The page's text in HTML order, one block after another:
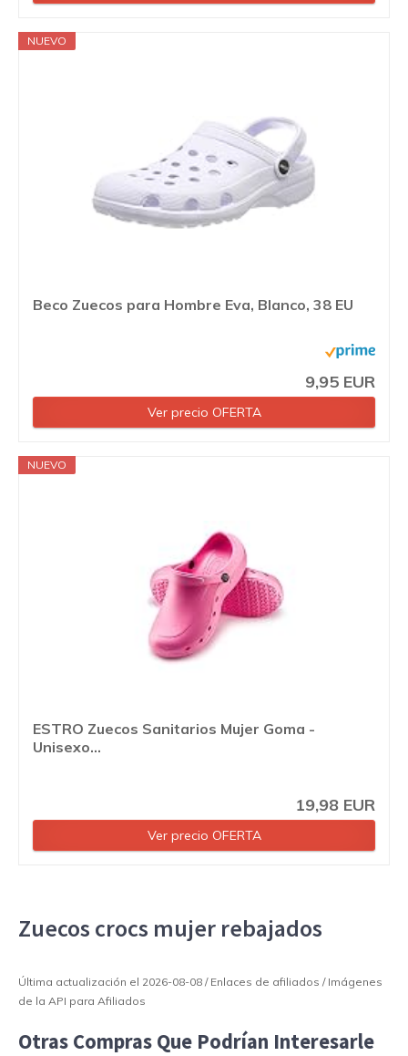
NUEVO
Beco Zuecos para Hombre Eva, Blanco, 38 EU
9,95 EUR
Ver precio OFERTA
NUEVO
ESTRO Zuecos Sanitarios Mujer Goma -
Unisexo...
19,98 EUR
Ver precio OFERTA
Zuecos crocs mujer rebajados
Última actualización el 2026-08-08 / Enlaces de afiliados / Imágenes
de la API para Afiliados
Otras Compras Que Podrían Interesarle